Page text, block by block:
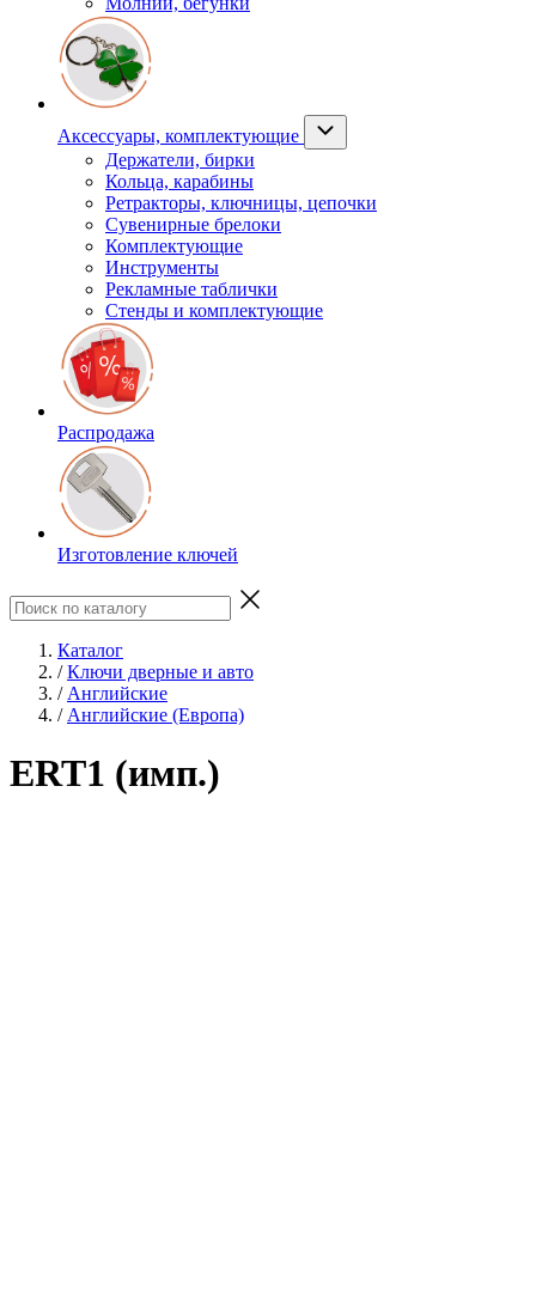
Аксессуары, комплектующие
Держатели, бирки
Кольца, карабины
Ретракторы, ключницы, цепочки
Сувенирные брелоки
Комплектующие
Инструменты
Рекламные таблички
Стенды и комплектующие
Распродажа
Изготовление ключей
Каталог
/ Ключи дверные и авто
/ Английские
/ Английские (Европа)
ERT1 (имп.)